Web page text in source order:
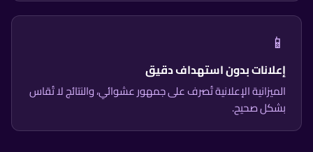
📱
إعلانات بدون استهداف دقيق
الميزانية الإعلانية تُصرف على جمهور عشوائي، والنتائج لا تُقاس
بشكل صحيح.